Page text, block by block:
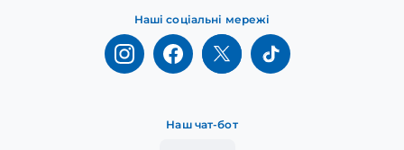
Наш чат-бот
Наші соціальні мережі